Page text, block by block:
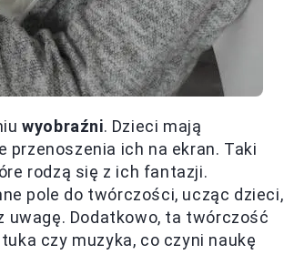
wyobraźni. Dzieci mają
ich na ekran. Taki
rodzą się z ich fantazji.
pole do twórczości, ucząc dzieci,
Dodatkowo, ta twórczość
czy muzyka, co czyni naukę